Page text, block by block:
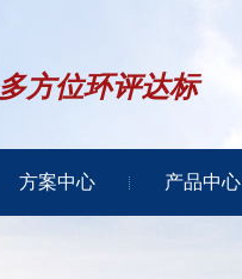
多方位环评达标
方案中心 产品中心